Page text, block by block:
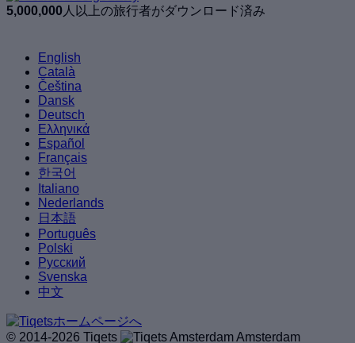
5,000,000 人以上の旅行者がダウンロード済み
English
Català
Čeština
Dansk
Deutsch
Ελληνικά
Español
Français
한국어
Italiano
Nederlands
日本語
Português
Polski
Русский
Svenska
中文
© 2014-2026 Tiqets
Amsterdam